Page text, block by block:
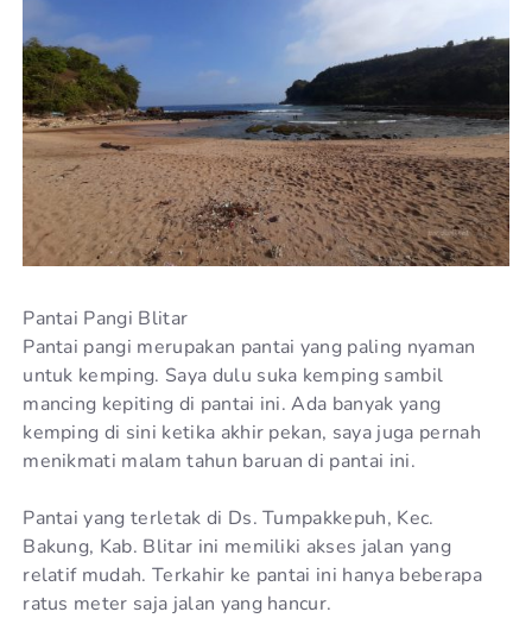
Pantai Pangi Blitar
Pantai pangi merupakan pantai yang paling nyaman
untuk kemping. Saya dulu suka kemping sambil
mancing kepiting di pantai ini. Ada banyak yang
kemping di sini ketika akhir pekan, saya juga pernah
menikmati malam tahun baruan di pantai ini.
Pantai yang terletak di Ds. Tumpakkepuh, Kec.
Bakung, Kab. Blitar ini memiliki akses jalan yang
relatif mudah. Terkahir ke pantai ini hanya beberapa
ratus meter saja jalan yang hancur.